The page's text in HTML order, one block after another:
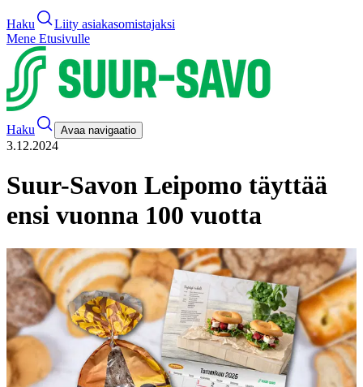
Haku
Liity asiakasomistajaksi
Mene Etusivulle
Haku Avaa navigaatio
3.12.2024
Suur-Savon Leipomo täyttää
ensi vuonna 100 vuotta